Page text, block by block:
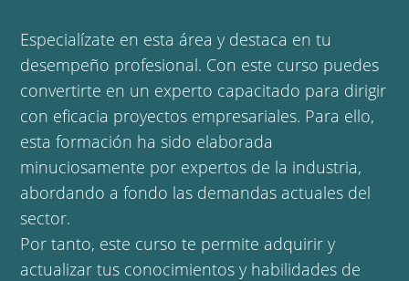
Especialízate en esta área y destaca en tu
desempeño profesional. Con este curso puedes
convertirte en un experto capacitado para dirigir
con eficacia proyectos empresariales. Para ello,
esta formación ha sido elaborada
minuciosamente por expertos de la industria,
abordando a fondo las demandas actuales del
sector.
Por tanto, este curso te permite adquirir y
actualizar tus conocimientos y habilidades de